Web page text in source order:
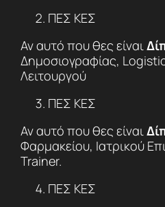
ΠΕΣ ΚΕΣ
Αν αυτό που θες είναι
Δημοσιογραφίας,
Λειτουργού
ΠΕΣ ΚΕΣ
Αν αυτό που θες είναι
Φαρμακείου, Ιατρικού
Trainer.
ΠΕΣ ΚΕΣ